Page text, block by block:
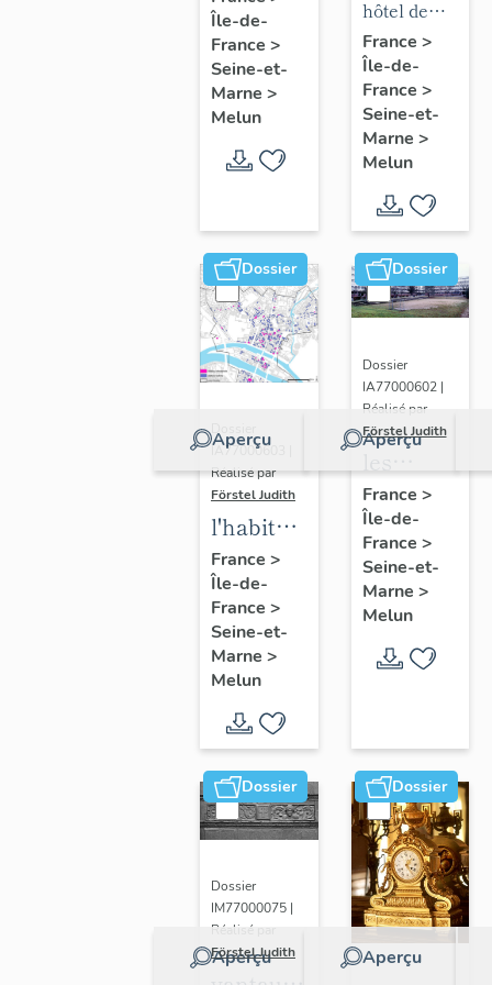
chapelle
de
l'hôpital
puis
hôpital
Île-de-
France >
Seine-et-
Marne >
Melun
mobilier
de l'hôtel
de ville
hôtel de
ville
France >
Île-de-
France >
Seine-et-
Marne >
Melun
Dossier
Aperçu
Dossier
IA77000603 |
Réalisé par
Förstel Judith
l'habitat
à Melun
France >
Île-de-
France >
Seine-et-
Marne >
Melun
Dossier
Aperçu
Dossier
IA77000602 |
Réalisé par
Förstel Judith
écoles
de
Melun
France >
Île-de-
France >
Seine-et-
Marne >
Melun
Dossier
Aperçu
Dossier
IM77000075 |
Réalisé par
Förstel Judith
Dossier
Aperçu